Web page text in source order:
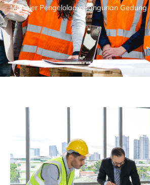
Manajer Pengelolaan Bangunan Gedung